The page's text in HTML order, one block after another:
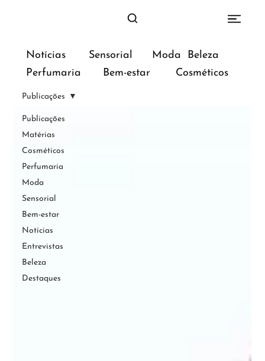
Cosméticos
Perfumaria
Moda
Bem-estar
Beleza
Sensorial
Notícias
Publicações
Matérias
Cosméticos
Perfumaria
Moda
Sensorial
Bem-estar
Notícias
Entrevistas
Beleza
Destaques
Publicações